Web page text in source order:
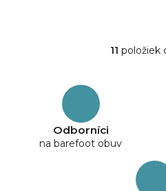
O
e
11 položiek
Odborníci
na barefoot obuv